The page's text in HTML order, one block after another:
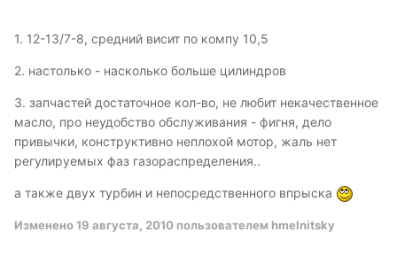
1. 12-13/7-8, средний висит по компу 10,5
2. настолько - насколько больше цилиндров
3. запчастей достаточное кол-во, не любит некачественное
масло, про неудобство обслуживания - фигня, дело
привычки, конструктивно неплохой мотор, жаль нет
регулируемых фаз газораспределения..
а также двух турбин и непосредственного впрыска
Изменено19 августа, 2010 пользователем hmelnitsky